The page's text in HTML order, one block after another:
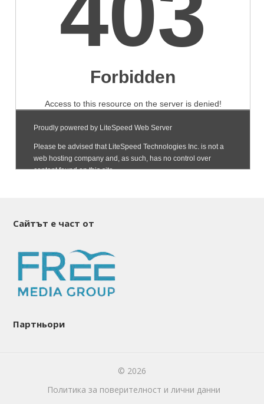
Сайтът е част от
Партньори
© 2026
Политика за поверителност и лични данни